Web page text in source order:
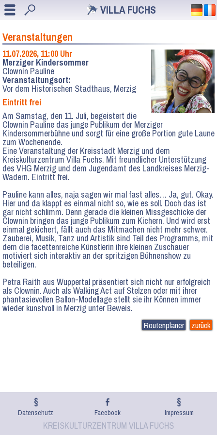
VILLA FUCHS
Veranstaltungen
11.07.2026, 11:00 Uhr
Merziger Kindersommer
Clownin Pauline
Veranstaltungsort:
Vor dem Historischen Stadthaus, Merzig
Eintritt frei
Am Samstag, den 11. Juli, begeistert die
Clownin Pauline das junge Publikum der Merziger
Kindersommerbühne und sorgt für eine große Portion gute Laune
zum Wochenende.
Eine Veranstaltung der Kreisstadt Merzig und dem
Kreiskulturzentrum Villa Fuchs. Mit freundlicher Unterstützung
des VHG Merzig und dem Jugendamt des Landkreises Merzig-
Wadern. Eintritt frei.
Pauline kann alles, naja sagen wir mal fast alles… Ja, gut. Okay.
Hier und da klappt es einmal nicht so, wie es soll. Doch das ist
gar nicht schlimm. Denn gerade die kleinen Missgeschicke der
Clownin bringen das junge Publikum zum Kichern. Und wird erst
einmal gekichert, fällt auch das Mitmachen nicht mehr schwer.
Zauberei, Musik, Tanz und Artistik sind Teil des Programms, mit
dem die facettenreiche Künstlerin ihre kleinen Zuschauer
motiviert sich interaktiv an der spritzigen Bühnenshow zu
beteiligen.
Petra Raith aus Wuppertal präsentiert sich nicht nur erfolgreich
als Clownin. Auch als Walking Act auf Stelzen oder mit ihrer
phantasievollen Ballon-Modellage stellt sie ihr Können immer
wieder kunstvoll in Merzig unter Beweis.
Routenplaner zurück
Datenschutz Facebook Impressum
KREISKULTURZENTRUM VILLA FUCHS